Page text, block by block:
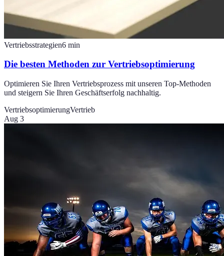
Vertriebsstrategien6 min
Die besten Methoden zur Vertriebsoptimierung
Optimieren Sie Ihren Vertriebsprozess mit unseren Top-Methoden
und steigern Sie Ihren Geschäftserfolg nachhaltig.
VertriebsoptimierungVertrieb
Aug 3